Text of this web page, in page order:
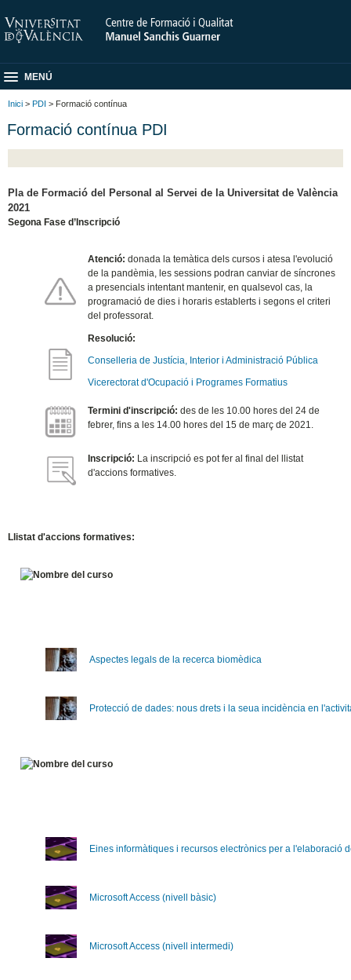
MENÚ
Inici > PDI > Formació contínua
Formació contínua PDI
Pla de Formació del Personal al Servei de la Universitat de València
2021
Segona Fase d’Inscripció
Atenció:donada la temàtica dels cursos i atesa l'evolució
de la pandèmia, les sessions podran canviar de síncrones
a presencials intentant mantenir, en qualsevol cas, la
programació de dies i horaris establerts i segons el criteri
del professorat.
Resolució:
Conselleria de Justícia, Interior i Administració Pública
Vicerectorat d'Ocupació i Programes Formatius
Termini d'inscripció: des de les 10.00 hores del 24 de
febrer, fins a les 14.00 hores del 15 de març de 2021.
Inscripció: La inscripció es pot fer al final del llistat
d'accions formatives.
Llistat d'accions formatives:
Aspectes legals de la recerca biomèdica
Protecció de dades: nous drets i la seua incidència en
Eines informàtiques i recursos electrònics per a l'elaboració
Microsoft Access (nivell bàsic)
Microsoft Access (nivell intermedi)